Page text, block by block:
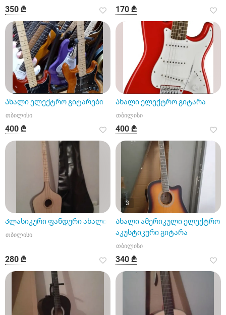
350 ₾ 170 ₾
Ახალი ელექტრო გიტარები
თბილისი
400 ₾
Ახალი ელექტრო გიტარა
თბილისი
400 ₾
Კლასიკური ფანდური ახალი
თბილისი
280 ₾
3
Ახალი ამერიკული ელექტრო
აკუსტიკური გიტარა
თბილისი
340 ₾